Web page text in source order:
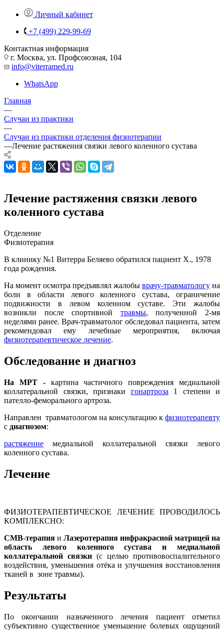
Личный кабинет
+7 (499) 229-99-69
Контактная информация
г. Москва, ул. Профсоюзная, 104
info@viterramed.ru
WhatsApp
Главная
—
Случаи из практики
—
Случаи из практики отделения физиотерапии
—Лечение растяжения связки левого коленного сустава
Лечение растяжения связки левого
коленного сустава
Отделение
Физиотерапия
В клинику №1 Витерра Беляево обратился пациент X., 1978
года рождения.
На момент осмотра предъявлял жалобы врачу-травматологу на
боли в области левого коленного сустава, ограничение
подвижности в левом коленном суставе. Эти жалобы
возникли после спортивной травмы, полученной 2-мя
неделями ранее. Врач-травматолог обследовал пациента, затем
рекомендовал ему лечебные мероприятия, включая
физиотерапевтическое лечение.
Обследование и диагноз
На МРТ -картина частичного повреждения медиальной
коллатеральной связки, признаки гонартроза 1 степени и
пателло-феморального артроза.
Направлен травматологом на консультацию к физиотерапевту
с диагнозом:
растяжение медиальной коллатеральной связки левого
коленного сустава.
Лечение
ФИЗИОТЕРАПЕВТИЧЕСКОЕ ЛЕЧЕНИЕ ПРОВОДИЛОСЬ
КОМПЛЕКСНО:
СМВ-терапия и Лазеротерапия инфракрасной матрицей на
область левого коленного сустава и медиальной
коллатеральной связки (с целью противовоспалительного
воздействия, уменьшения отёка и улучшения восстановления
тканей в зоне травмы).
Результаты
По окончании назначенного лечения пациент отметил
субъективно существенное уменьшение болевых ощущений